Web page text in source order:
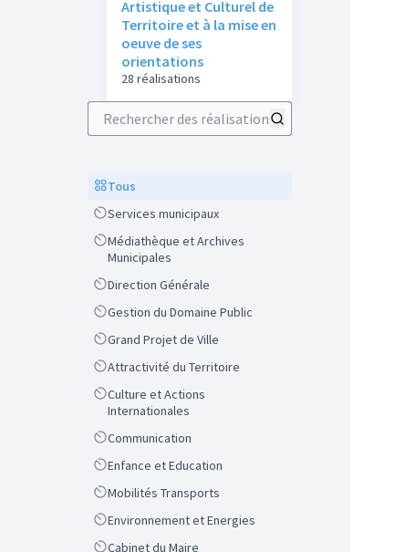
Artistique et Culturel de
Territoire et à la mise en
oeuve de ses
orientations
28 réalisations
Rechercher des réalisations
ScopeTous
ScopeServices municipaux
Scope
Médiathèque et Archives
Municipales
ScopeDirection Générale
ScopeGestion du Domaine Public
ScopeGrand Projet de Ville
ScopeAttractivité du Territoire
Scope
Culture et Actions
Internationales
ScopeCommunication
ScopeEnfance et Education
ScopeMobilités Transports
ScopeEnvironnement et Energies
ScopeCabinet du Maire